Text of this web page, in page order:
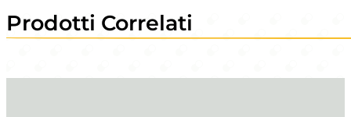
Prodotti Correlati